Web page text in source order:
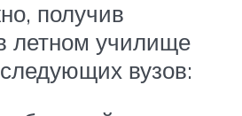
получив
летном училище
вузов: